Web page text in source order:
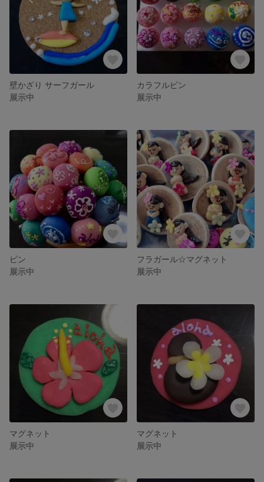
壁かざり サーフガール
展示中
カラフルピン
展示中
ピン
展示中
フラガール☆マグネット
展示中
マグネット
展示中
マグネット
展示中